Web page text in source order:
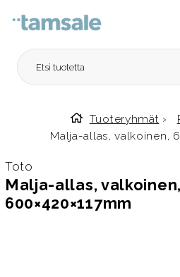
Etusivulle
Tuoteryhmät ›
Malja-allas, valkoinen,
Toto
Malja-allas, valkoinen,
600×420×117mm